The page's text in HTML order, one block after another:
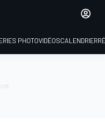
PHOTOVIDÉOSCALENDRIER